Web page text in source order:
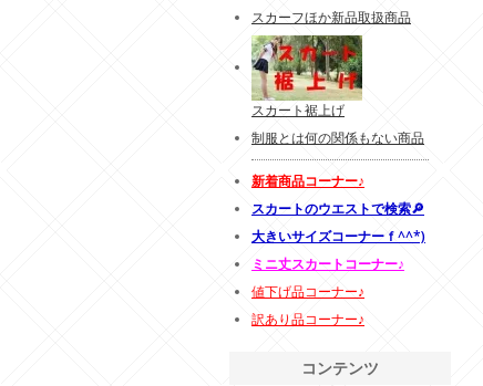
スカーフほか新品取扱商品
スカート裾上げ
制服とは何の関係もない商品
新着商品コーナー♪
スカートのウエストで検索🔎
大きいサイズコーナーｆ^^*)
ミニ丈スカートコーナー♪
値下げ品コーナー♪
訳あり品コーナー♪
コンテンツ